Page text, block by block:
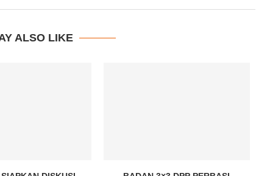
ALSO LIKE